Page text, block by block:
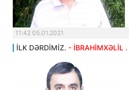
11:42 05.01.2021
İLK DƏRDİMİZ. - İBRAHİMXƏLİL .